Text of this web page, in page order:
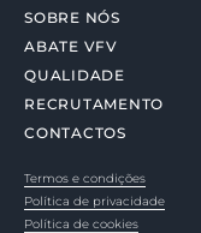
SOBRE NÓS
ABATE VFV
QUALIDADE
RECRUTAMENTO
CONTACTOS
Termos e condições
Política de privacidade
Política de cookies